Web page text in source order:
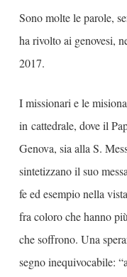
Sono molte le parole,
ha rivolto ai genovesi,
2017.
I missionari e le
in cattedrale, dove il
Genova, sia alla S.
sintetizzano il suo
fe ed esempio nella
fra coloro che hanno
che soffrono. Una
segno inequivocabile: